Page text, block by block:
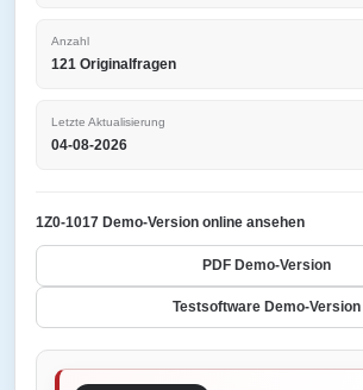
Anzahl
121 Originalfragen
Letzte Aktualisierung
04-08-2026
1Z0-1017 Demo-Version online ansehen
PDF Demo-Version
Testsoftware Demo-Version